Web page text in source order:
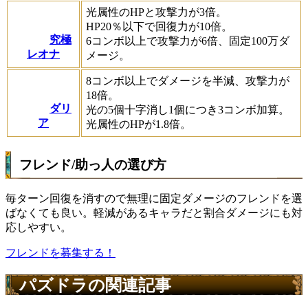
究極
レオナ
光属性のHPと攻撃力が3倍。
HP20％以下で回復力が10倍。
6コンボ以上で攻撃力が6倍、固定100万ダ
メージ。
ダリ
ア
8コンボ以上でダメージを半減、攻撃力が
18倍。
光の5個十字消し1個につき3コンボ加算。
光属性のHPが1.8倍。
フレンド/助っ人の選び方
毎ターン回復を消すので無理に固定ダメージのフレンドを選
ばなくても良い。軽減があるキャラだと割合ダメージにも対
応しやすい。
フレンドを募集する！
パズドラの関連記事